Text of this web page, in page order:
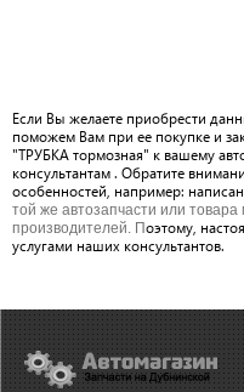
Если Вы желаете приобрести
поможем Вам при ее покупке и
"ТРУБКА тормозная" к вашему
консультантам . Обратите
особенностей, например:
той же автозапчасти или
производителей. Поэтому,
услугами наших консультантов.